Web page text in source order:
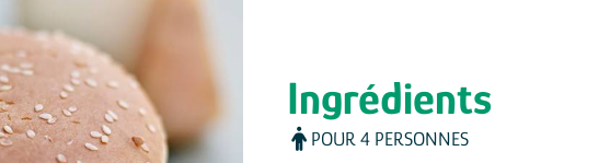
Ingrédients
POUR 4 PERSONNES